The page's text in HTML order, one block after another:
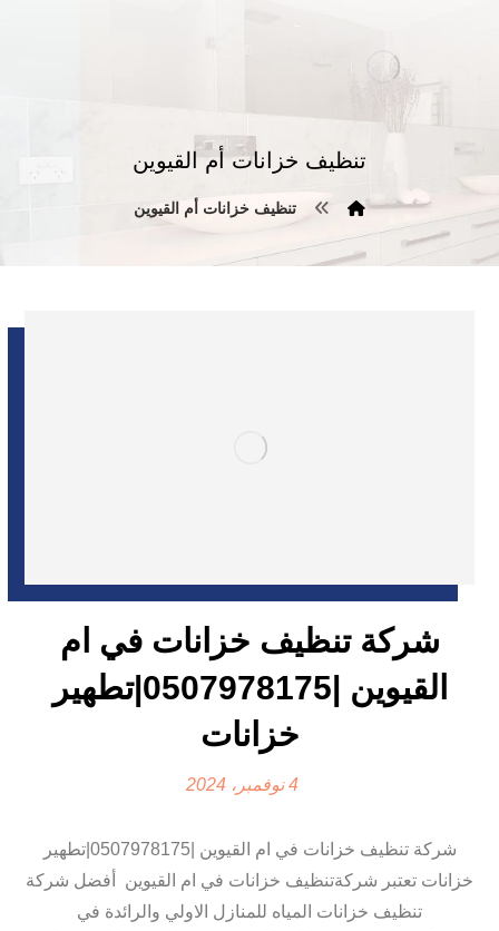
تنظيف خزانات أم القيوين
تنظيف خزانات أم القيوين
شركة تنظيف خزانات في ام
القيوين |0507978175|تطهير
خزانات
4 نوفمبر، 2024
شركة تنظيف خزانات في ام القيوين |0507978175|تطهير
خزانات تعتبر شركةتنظيف خزانات في ام القيوين أفضل شركة
تنظيف خزانات المياه للمنازل الاولي والرائدة في